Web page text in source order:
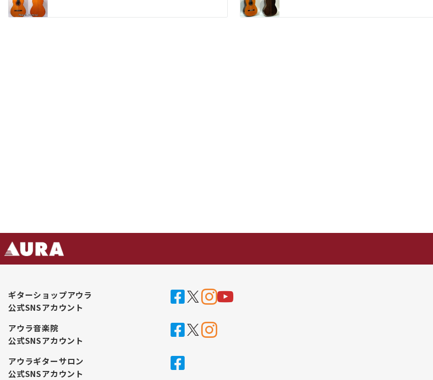
ギターショップアウラ
公式SNSアカウント
アウラ音楽院
公式SNSアカウント
アウラギターサロン
公式SNSアカウント